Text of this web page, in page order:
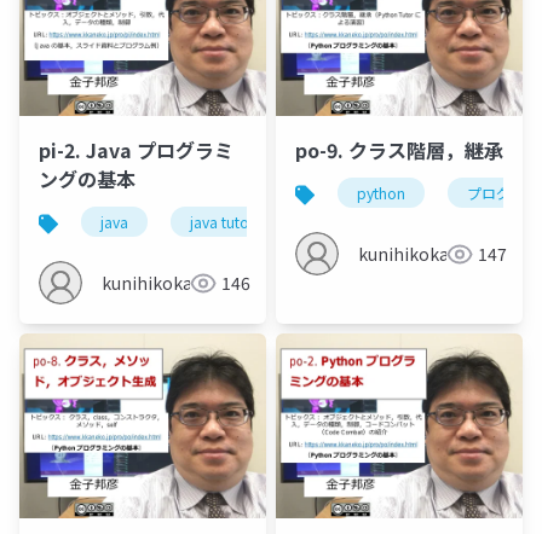
pi-2. Java プログラミ
ングの基本
java java tutor
kunihikokaneko146
po-9. クラス階層，継承
python プログラ
kunihikokaneko147